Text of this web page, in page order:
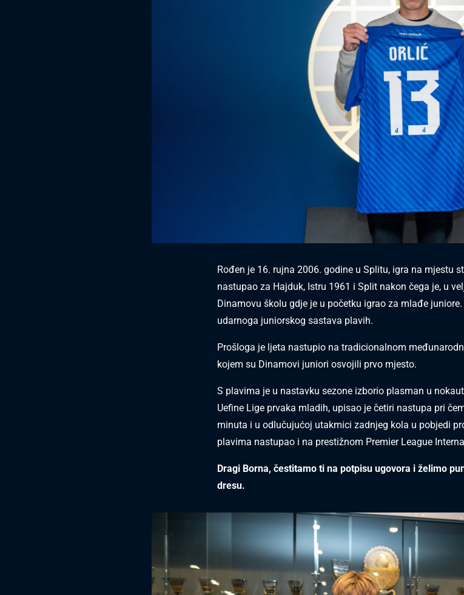
Rođen je 16. rujna 2006. godine u Splitu, igra na mjestu
nastupao za Hajduk, Istru 1961 i Split nakon čega je, u
Dinamovu školu gdje je u početku igrao za mlađe
udarnoga juniorskog sastava plavih.
Prošloga je ljeta nastupio na tradicionalnom
kojem su Dinamovi juniori osvojili prvo mjesto.
S plavima je u nastavku sezone izborio plasman u
Uefine Lige prvaka mladih, upisao je četiri nastupa pri
minuta i u odlučujućoj utakmici zadnjeg kola u pobjedi
plavima nastupao i na prestižnom Premier League
Dragi Borna, čestitamo ti na potpisu ugovora i želimo
dresu.